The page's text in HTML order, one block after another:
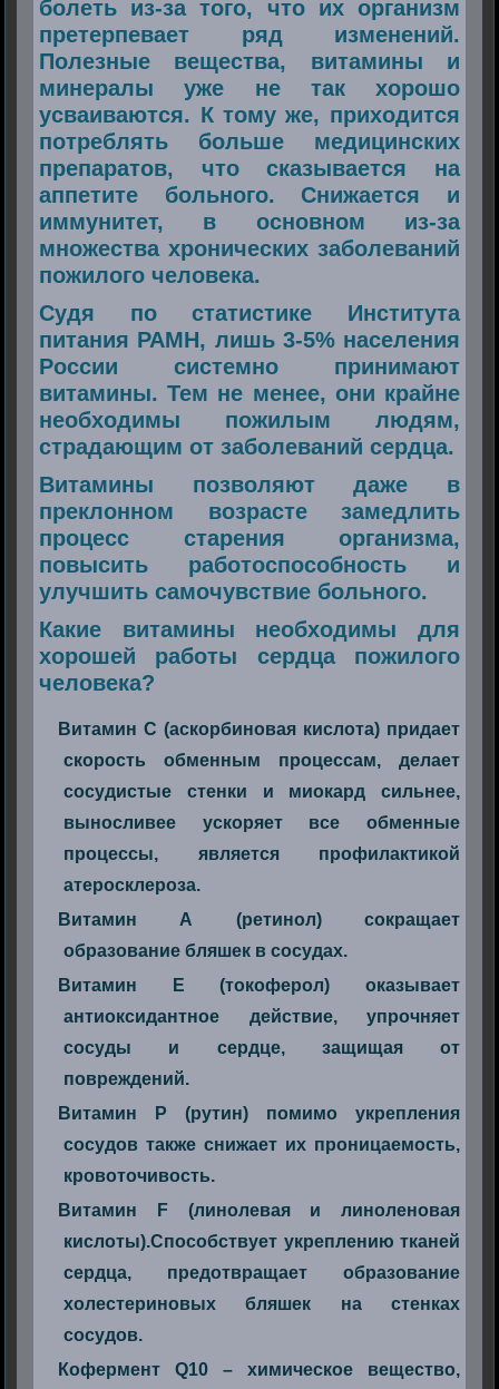
болеть из-за того, что их организм
претерпевает ряд изменений.
Полезные вещества, витамины и
минералы уже не так хорошо
усваиваются. К тому же, приходится
потреблять больше медицинских
препаратов, что сказывается на
аппетите больного. Снижается и
иммунитет, в основном из-за
множества хронических заболеваний
пожилого человека.
Судя по статистике Института
питания РАМН, лишь 3-5% населения
России системно принимают
витамины. Тем не менее, они крайне
необходимы пожилым людям,
страдающим от заболеваний сердца.
Витамины позволяют даже в
преклонном возрасте замедлить
процесс старения организма,
повысить работоспособность и
улучшить самочувствие больного.
Какие витамины необходимы для
хорошей работы сердца пожилого
человека?
Витамин С (аскорбиновая кислота) придает
скорость обменным процессам, делает
сосудистые стенки и миокард сильнее,
выносливее ускоряет все обменные
процессы, является профилактикой
атеросклероза.
Витамин А (ретинол) сокращает
образование бляшек в сосудах.
Витамин Е (токоферол) оказывает
антиоксидантное действие, упрочняет
сосуды и сердце, защищая от
повреждений.
Витамин P (рутин) помимо укрепления
сосудов также снижает их проницаемость,
кровоточивость.
Витамин F (линолевая и линоленовая
кислоты).Способствует укреплению тканей
сердца, предотвращает образование
холестериновых бляшек на стенках
сосудов.
Кофермент Q10 – химическое вещество,